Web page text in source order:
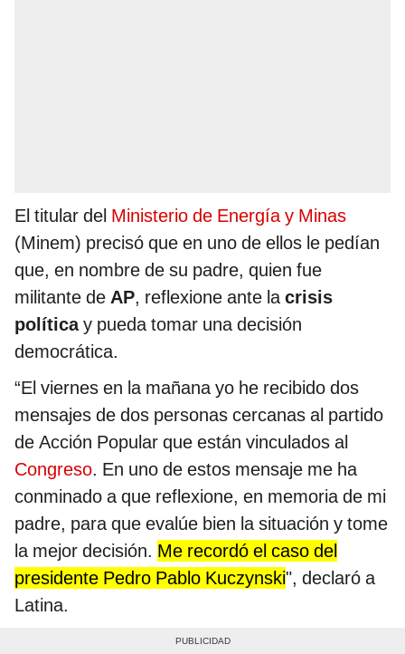
El titular del Ministerio de Energía y Minas
(Minem) precisó que en uno de ellos le pedían
que, en nombre de su padre, quien fue
militante de AP, reflexione ante lacrisis
políticay pueda tomar una decisión
democrática.
“El viernes en la mañana yo he recibido dos
mensajes de dos personas cercanas al partido
de Acción Popular que están vinculados al
Congreso. En uno de estos mensaje me ha
conminado a que reflexione, en memoria de mi
padre, para que evalúe bien la situación y tome
la mejor decisión. Me recordó el caso del
presidente Pedro Pablo Kuczynski", declaró a
Latina.